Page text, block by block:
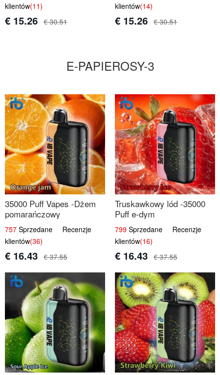
klientów(11)
€ 15.26 € 30.51
klientów(14)
€ 15.26 € 30.51
E-PAPIEROSY-3
35000 Puff Vapes -Dżem
pomarańczowy
757 Sprzedane Recenzje
klientów(36)
€ 16.43 € 37.55
Truskawkowy lód -35000
Puff e-dym
799 Sprzedane Recenzje
klientów(16)
€ 16.43 € 37.55